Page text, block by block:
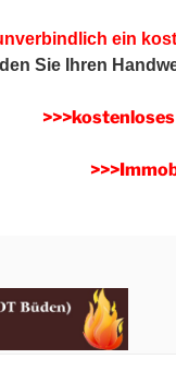
ein
Sie Ihren